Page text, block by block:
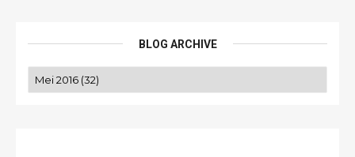
BLOG ARCHIVE